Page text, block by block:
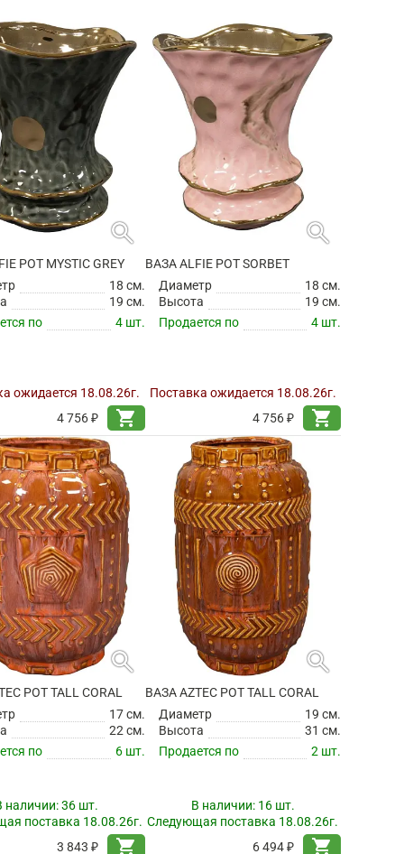
search
POT MYSTIC GREY
18 см.
19 см.
по
4 шт.
ожидается 18.08.26г.
4 756 ₽
shopping_cart
search
ВАЗА ALFIE POT SORBET
Диаметр
18 см.
Высота
19 см.
Продается по
4 шт.
Поставка ожидается 18.08.26г.
4 756 ₽
shopping_cart
search
POT TALL CORAL
17 см.
22 см.
по
6 шт.
наличии:36 шт.
поставка 18.08.26г.
3 843 ₽
shopping_cart
search
ВАЗА AZTEC POT TALL CORAL
Диаметр
19 см.
Высота
31 см.
Продается по
2 шт.
В наличии: 16 шт.
Следующая поставка 18.08.26г.
6 494 ₽
shopping_cart